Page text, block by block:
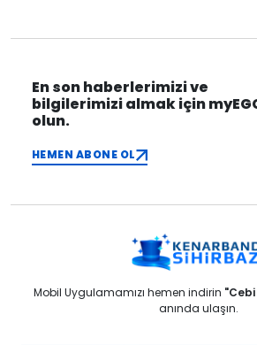
En son haberlerimizi ve
bilgilerimizi almak için
olun.
HEMEN ABONE OL
Mobil Uygulamamızı hemen indirin
anında ulaşın.